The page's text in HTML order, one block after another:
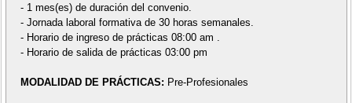
- 1 mes(es) de duración del convenio.
- Jornada laboral formativa de 30 horas semanales.
- Horario de ingreso de prácticas 08:00 am .
- Horario de salida de prácticas 03:00 pm
MODALIDAD DE PRÁCTICAS: Pre-Profesionales